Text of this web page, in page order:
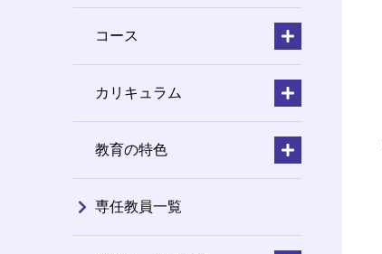
コース
カリキュラム
教育の特色
専任教員一覧